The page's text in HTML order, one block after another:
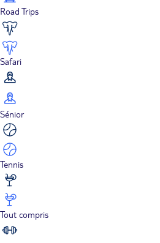
Road Trips
Safari
Sénior
Tennis
Tout compris